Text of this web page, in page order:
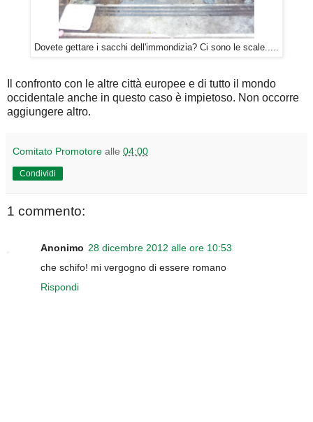
Dovete gettare i sacchi dell'immondizia? Ci sono le scale.....
Il confronto con le altre città europee e di tutto il mondo
occidentale anche in questo caso è impietoso. Non occorre
aggiungere altro.
Comitato Promotore alle 04:00
Condividi
1 commento:
Anonimo 28 dicembre 2012 alle ore 10:53
che schifo! mi vergogno di essere romano
Rispondi